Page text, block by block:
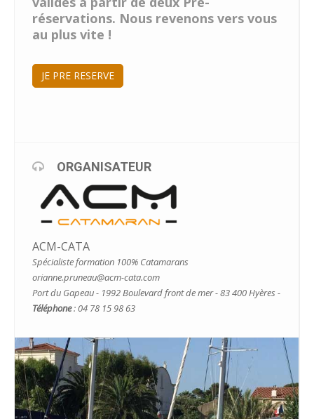
réservations. Nous revenons vers vous
au plus vite !
JE PRE RESERVE
ORGANISATEUR
ACM-CATA
Spécialiste formation 100% Catamarans
orianne.pruneau@acm-cata.com
Port du Gapeau - 1992 Boulevard front de mer - 83 400 Hyères -
Téléphone: 04 78 15 98 63